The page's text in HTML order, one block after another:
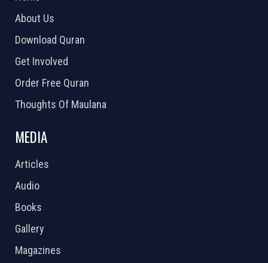
About Us
Download Quran
Get Involved
Order Free Quran
Thoughts Of Maulana
MEDIA
Articles
Audio
Books
Gallery
Magazines